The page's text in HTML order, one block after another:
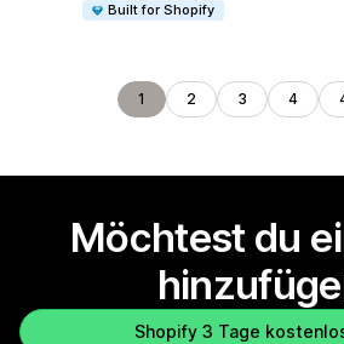
Built for Shopify
1 2 3 4
Möchtest du
Shopify 3 Tage